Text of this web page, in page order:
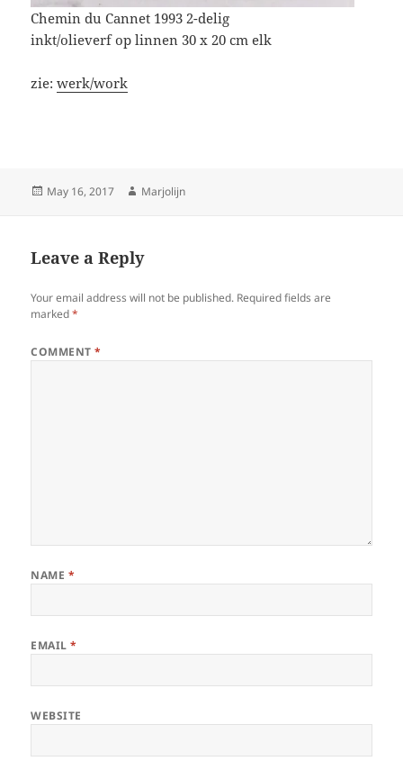
Chemin du Cannet 1993 2-delig
inkt/olieverf op linnen 30 x 20 cm elk
zie:werk/work
Posted
May 16, 2017 Author
Marjolijn
Leave a Reply
Your email address will not be published. Required fields are
marked*
COMMENT*
NAME *
EMAIL*
WEBSITE